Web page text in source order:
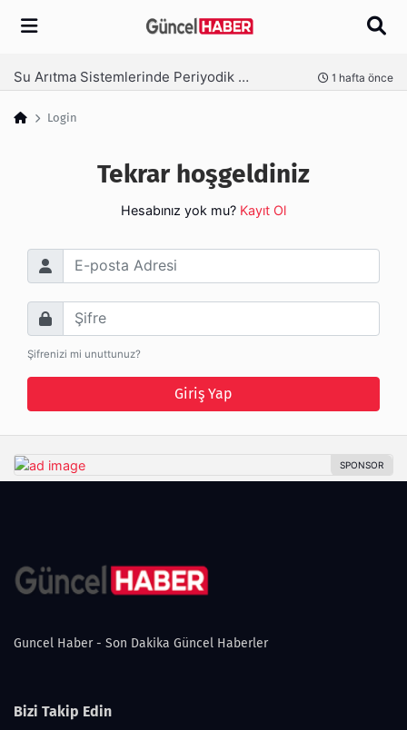
Arama
Su Arıtma Sistemlerinde Periyodik Bakım Neden Kritik? 1 hafta önce
Login
Tekrar hoşgeldiniz
Hesabınız yok mu? Kayıt Ol
E-posta Adresi
Şifre
Şifrenizi mi unuttunuz?
Giriş Yap
Guncel Haber - Son Dakika Güncel Haberler
Bizi Takip Edin